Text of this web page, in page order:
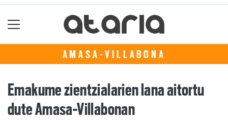
AMASA-VILLABONA
Emakume zientzialarien lana aitortu
dute Amasa-Villabonan